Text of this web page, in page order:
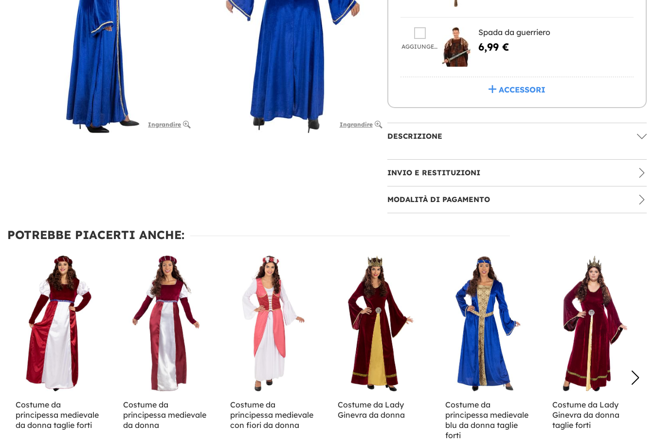
Ingrandire Ingrandire
AGGIUNGERE
Spada da guerriero
6,99 €
ACCESSORI
DESCRIZIONE
INVIO E RESTITUZIONI
MODALITÀ DI PAGAMENTO
POTREBBE PIACERTI ANCHE:
Costume da
principessa medievale
da donna taglie forti
Costume da
principessa medievale
da donna
Costume da
principessa medievale
con fiori da donna
Costume da Lady
Ginevra da donna
Costume da
principessa medievale
blu da donna taglie
forti
Costume da Lady
Ginevra da donna
taglie forti